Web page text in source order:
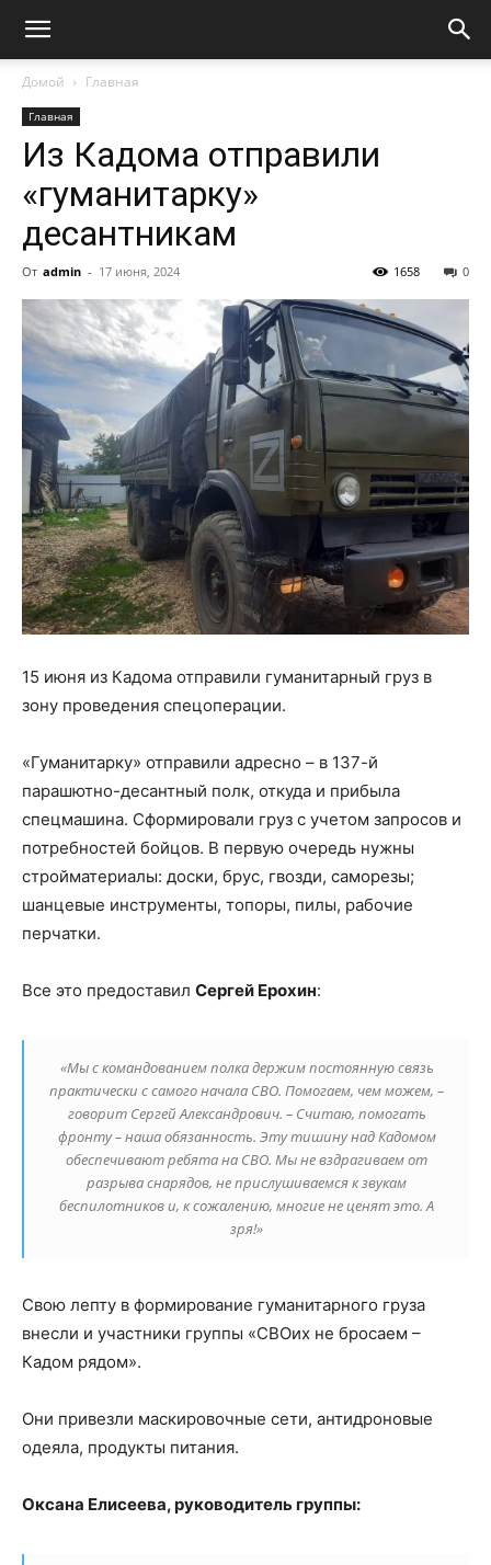
Домой Главная
Главная
Из Кадома отправили
«гуманитарку»
десантникам
От admin - 17 июня, 2024 0
1658
15 июня из Кадома отправили гуманитарный груз в
зону проведения спецоперации.
«Гуманитарку» отправили адресно – в 137-й
парашютно-десантный полк, откуда и прибыла
спецмашина. Сформировали груз с учетом запросов и
потребностей бойцов. В первую очередь нужны
стройматериалы: доски, брус, гвозди, саморезы;
шанцевые инструменты, топоры, пилы, рабочие
перчатки.
Все это предоставил Сергей Ерохин:
«Мы с командованием полка держим постоянную связь
практически с самого начала СВО. Помогаем, чем можем, –
говорит Сергей Александрович. – Считаю, помогать
фронту – наша обязанность. Эту тишину над Кадомом
обеспечивают ребята на СВО. Мы не вздрагиваем от
разрыва снарядов, не прислушиваемся к звукам
беспилотников и, к сожалению, многие не ценят это. А
зря!»
Свою лепту в формирование гуманитарного груза
внесли и участники группы «СВОих не бросаем –
Кадом рядом».
Они привезли маскировочные сети, антидроновые
одеяла, продукты питания.
Оксана Елисеева, руководитель группы: